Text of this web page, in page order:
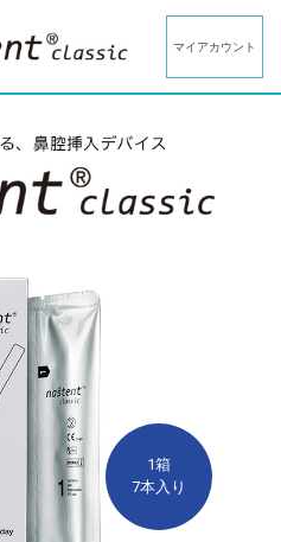
マイアカウント
1箱
7本入り